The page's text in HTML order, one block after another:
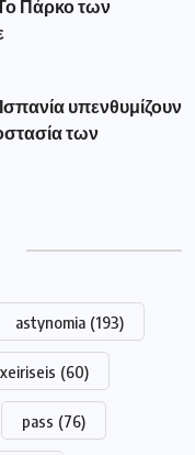
Πάρκο των
υπενθυμίζουν
των
astynomia (193)
(60)
pass (76)